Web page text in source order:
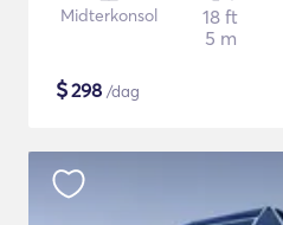
Midterkonsol
18 ft
5 m
$298 /dag